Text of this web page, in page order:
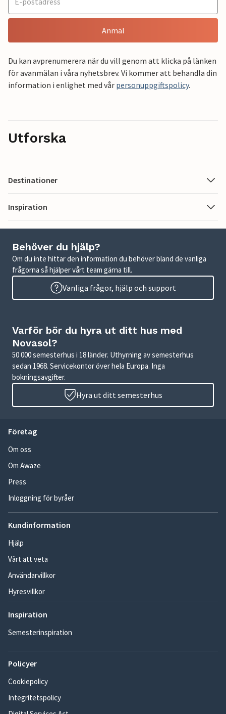
Anmäl
Du kan avprenumerera när du vill genom att klicka på länken
för avanmälan i våra nyhetsbrev. Vi kommer att behandla din
information i enlighet med vår personuppgiftspolicy.
Utforska
Destinationer
Inspiration
Behöver du hjälp?
Om du inte hittar den information du behöver bland de vanliga
frågorna så hjälper vårt team gärna till.
Vanliga frågor, hjälp och support
Varför bör du hyra ut ditt hus med
Novasol?
50 000 semesterhus i 18 länder. Uthyrning av semesterhus
sedan 1968. Servicekontor över hela Europa. Inga
bokningsavgifter.
Hyra ut ditt semesterhus
Företag
Om oss
Om Awaze
Press
Inloggning för byråer
Kundinformation
Hjälp
Värt att veta
Användarvillkor
Hyresvillkor
Inspiration
Semesterinspiration
Policyer
Cookiepolicy
Integritetspolicy